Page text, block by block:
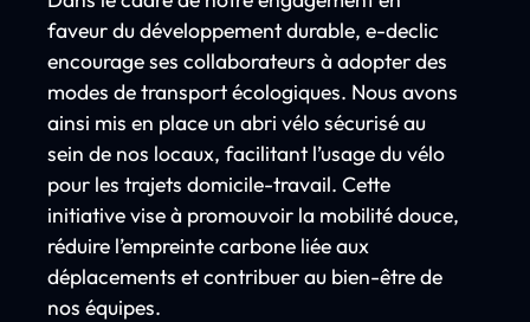
faveurdudéveloppementdurable, e-declic
encourageses collaborateurs à adopterdes
modes detransportécologiques. Nous avons
ainsi mis en place un abri vélosécuriséau
sein de nos locaux, facilitant l’usageduvélo
pour les trajets domicile-travail. Cette
initiativeviseà promouvoir la mobilitédouce,
réduire l’empreintecarbone liéeaux
déplacements etcontribuerau bien-êtrede
nos équipes.